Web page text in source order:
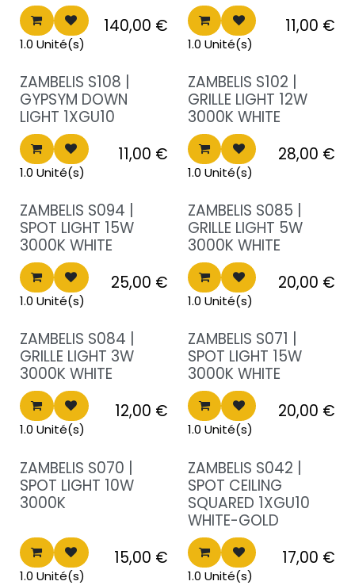
140,00 €
1.0 Unité(s)
11,00 €
1.0 Unité(s)
Destockage!
ZAMBELIS S108 |
GYPSYM DOWN
LIGHT 1XGU10
11,00 €
1.0 Unité(s)
Destockage!
ZAMBELIS S102 |
GRILLE LIGHT 12W
3000K WHITE
28,00 €
1.0 Unité(s)
Destockage!
ZAMBELIS S094 |
SPOT LIGHT 15W
3000K WHITE
25,00 €
1.0 Unité(s)
Destockage!
ZAMBELIS S085 |
GRILLE LIGHT 5W
3000K WHITE
20,00 €
1.0 Unité(s)
Destockage!
ZAMBELIS S084 |
GRILLE LIGHT 3W
3000K WHITE
12,00 €
1.0 Unité(s)
Destockage!
ZAMBELIS S071 |
SPOT LIGHT 15W
3000K WHITE
20,00 €
1.0 Unité(s)
Destockage!
ZAMBELIS S070 |
SPOT LIGHT 10W
3000K
15,00 €
1.0 Unité(s)
Destockage!
ZAMBELIS S042 |
SPOT CEILING
SQUARED 1XGU10
WHITE-GOLD
17,00 €
1.0 Unité(s)